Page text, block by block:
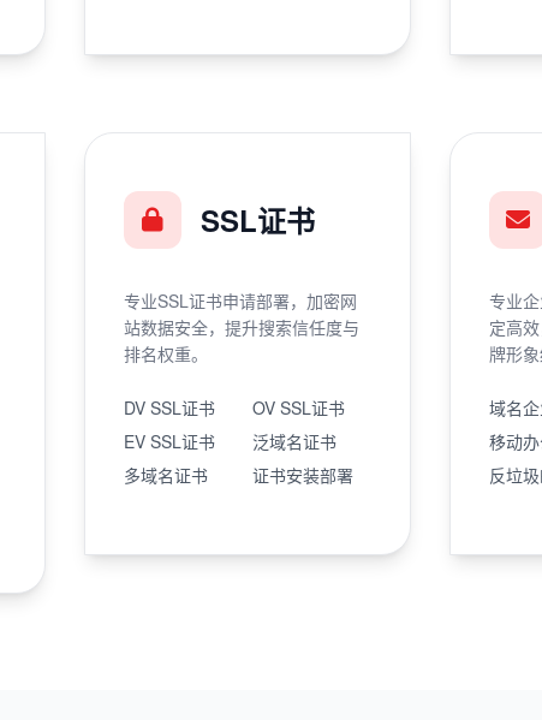
SSL证书
专业SSL证书申请部署，加密网
站数据安全，提升搜索信任度与
排名权重。
DV SSL证书
OV SSL证书
EV SSL证书
泛域名证书
多域名证书
证书安装部署
专业
定高
牌形象
域名
移动
反垃